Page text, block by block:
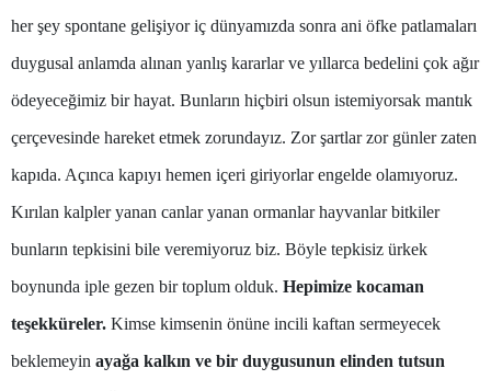
Hatay
Isparta
İzmir
Kars
Kastamonu
her şey spontane gelişiyor iç dünyamızda sonra ani öfke patlamaları
duygusal anlamda alınan yanlış kararlar ve yıllarca bedelini çok ağır
ödeyeceğimiz bir hayat. Bunların hiçbiri olsun istemiyorsak mantık
çerçevesinde hareket etmek zorundayız. Zor şartlar zor günler zaten
kapıda. Açınca kapıyı hemen içeri giriyorlar engelde olamıyoruz.
Kırılan kalpler yanan canlar yanan ormanlar hayvanlar bitkiler
bunların tepkisini bile veremiyoruz biz. Böyle tepkisiz ürkek
boynunda iple gezen bir toplum olduk. Hepimize kocaman
teşekküreler. Kimse kimsenin önüne incili kaftan sermeyecek
beklemeyin ayağa kalkın ve bir duygusunun elinden tutsun